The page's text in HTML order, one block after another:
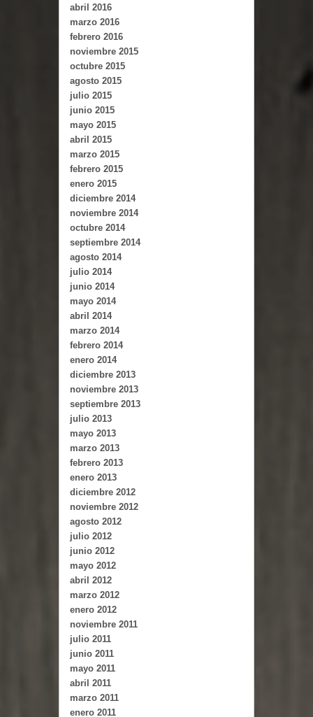
abril 2016
marzo 2016
febrero 2016
noviembre 2015
octubre 2015
agosto 2015
julio 2015
junio 2015
mayo 2015
abril 2015
marzo 2015
febrero 2015
enero 2015
diciembre 2014
noviembre 2014
octubre 2014
septiembre 2014
agosto 2014
julio 2014
junio 2014
mayo 2014
abril 2014
marzo 2014
febrero 2014
enero 2014
diciembre 2013
noviembre 2013
septiembre 2013
julio 2013
mayo 2013
marzo 2013
febrero 2013
enero 2013
diciembre 2012
noviembre 2012
agosto 2012
julio 2012
junio 2012
mayo 2012
abril 2012
marzo 2012
enero 2012
noviembre 2011
julio 2011
junio 2011
mayo 2011
abril 2011
marzo 2011
enero 2011